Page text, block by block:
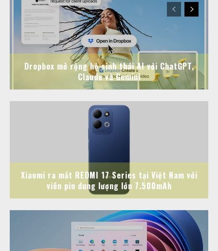
Dropbox mở rộng hệ sinh thái AI với ChatGPT,
Claude và Gemini
Xiaomi ra mắt REDMI 17 Series tại Việt Nam với
viên pin dung lượng lớn 7.500mAh